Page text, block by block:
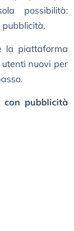
possibilità:
la piattaforma
nuovi per
con pubblicità